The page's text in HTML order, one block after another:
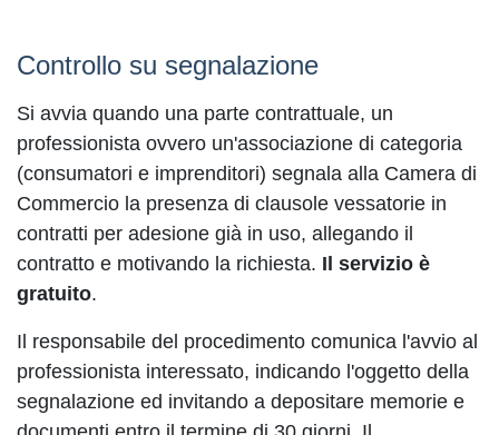
Controllo su segnalazione
Si avvia quando una parte contrattuale, un
professionista ovvero un'associazione di categoria
(consumatori e imprenditori) segnala alla Camera di
Commercio la presenza di clausole vessatorie in
contratti per adesione già in uso, allegando il
contratto e motivando la richiesta. Il servizio è
gratuito.
Il responsabile del procedimento comunica l'avvio al
professionista interessato, indicando l'oggetto della
segnalazione ed invitando a depositare memorie e